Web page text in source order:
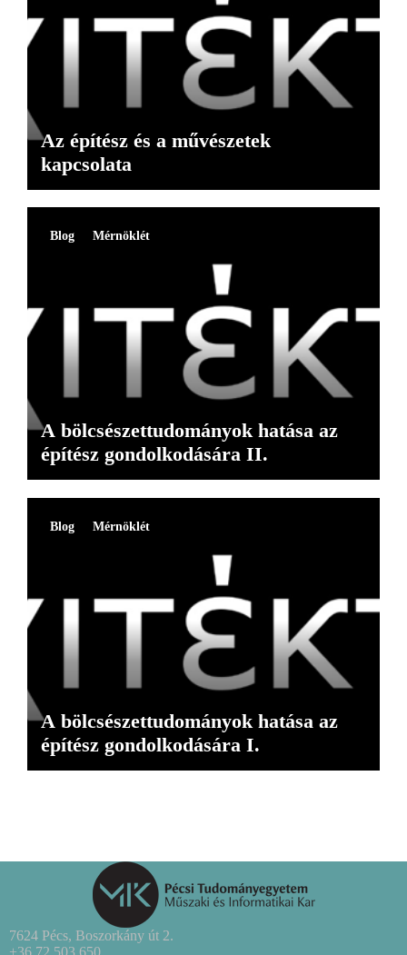
Az építész és a művészetek
kapcsolata
Blog Mérnöklét
A bölcsészettudományok hatása az
építész gondolkodására II.
Blog Mérnöklét
A bölcsészettudományok hatása az
építész gondolkodására I.
7624 Pécs, Boszorkány út 2.
+36 72 503 650